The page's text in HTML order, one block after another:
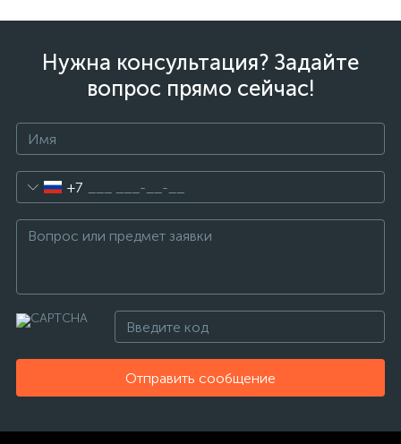
Нужна консультация? Задайте
вопрос прямо сейчас!
+7
Отправить сообщение